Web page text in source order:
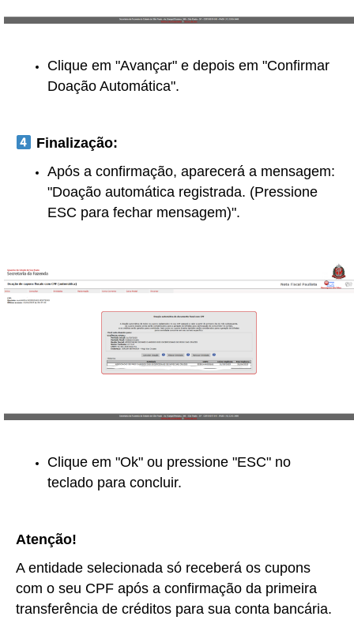
Clique em "Avançar" e depois em "Confirmar
Doação Automática".
Finalização:
Após a confirmação, aparecerá a mensagem:
"Doação automática registrada. (Pressione
ESC para fechar mensagem)".
Clique em "Ok" ou pressione "ESC" no
teclado para concluir.
Atenção!
A entidade selecionada só receberá os cupons
com o seu CPF após a confirmação da primeira
transferência de créditos para sua conta bancária.